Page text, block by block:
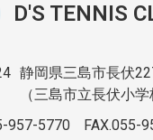
D'S TENNIS
静岡県三島市長伏
（三島市立長伏小学
957-5770
FAX.055-